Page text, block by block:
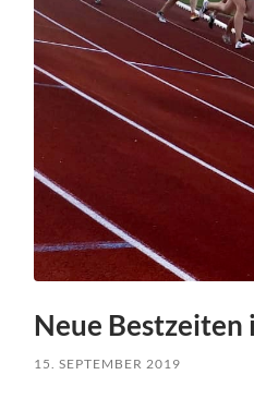
Neue Bestzeiten
15. SEPTEMBER 2019